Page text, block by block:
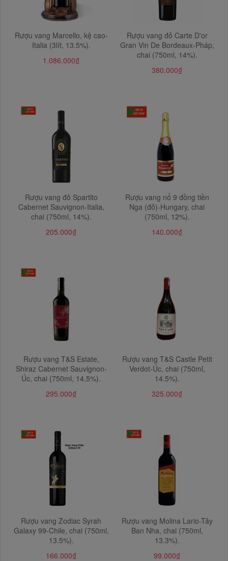
Rượu vang Marcello, kệ cao-
Italia (3lít, 13.5%).
1.086.000₫
Rượu vang đỏ Carte D'or
Gran Vin De Bordeaux-Pháp,
chai (750ml, 14%).
380.000₫
Rượu vang đỏ Spartito
Cabernet Sauvignon-Italia,
chai (750ml, 14%).
205.000₫
Rượu vang nổ 9 đồng tiền
Nga (đỏ)-Hungary, chai
(750ml, 12%).
140.000₫
Rượu vang T&S Estate,
Shiraz Cabernet Sauvignon-
Úc, chai (750ml, 14.5%).
295.000₫
Rượu vang T&S Castle Petit
Verdot-Úc, chai (750ml,
14.5%).
325.000₫
Rượu vang Zodiac Syrah
Galaxy 99-Chile, chai (750ml,
13.5%).
166.000₫
Rượu vang Molina Lario-Tây
Ban Nha, chai (750ml,
13.3%).
99.000₫